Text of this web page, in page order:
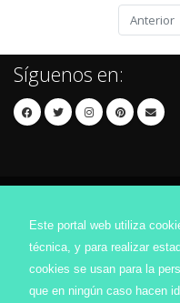
Este portal web utiliza
técnica, y para realizar
cookies se usan para la
que en ningún caso hacen
Anterior
Síguenos en:
Contacto